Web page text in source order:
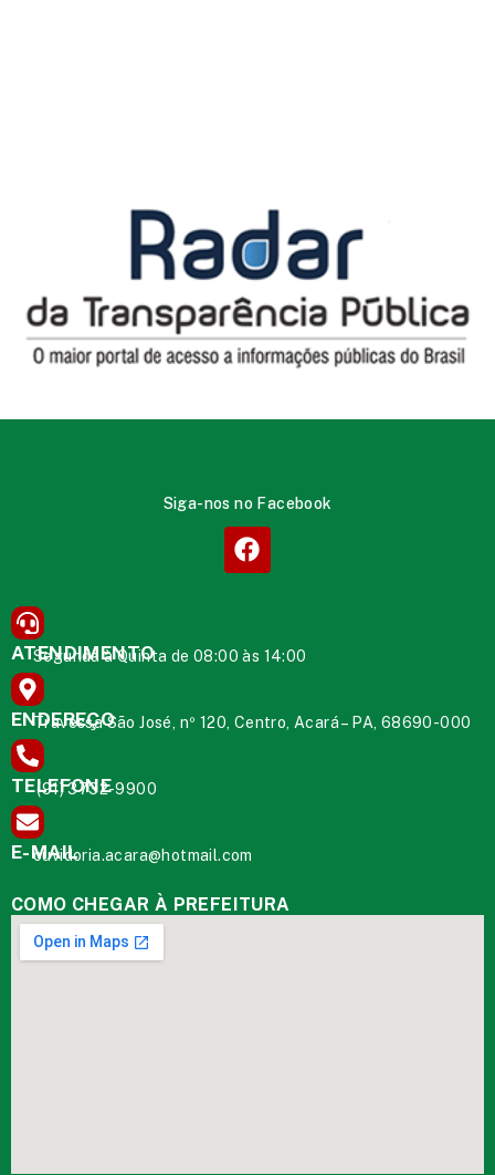
Siga-nos no Facebook
ATENDIMENTO
Segunda à Quinta de 08:00 às 14:00
ENDEREÇO
Travessa São José, nº 120, Centro, Acará – PA, 68690-000
TELEFONE
(91) 3732-9900
E-MAIL
ouvidoria.acara@hotmail.com
COMO CHEGAR À PREFEITURA